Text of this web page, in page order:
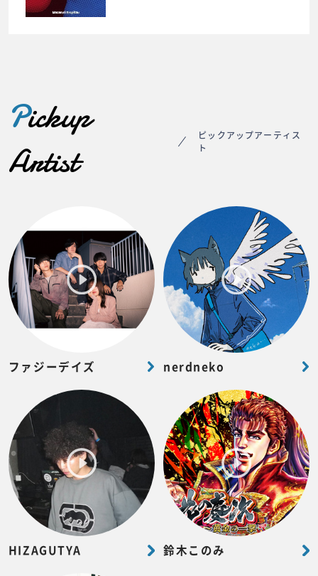
Pickup
Artist
ピックアップアーティス
ト
ファジーデイズ nerdneko
HIZAGUTYA 鈴木このみ